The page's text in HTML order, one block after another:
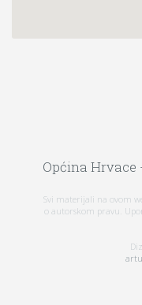
Općina Hrvace
Svi materijali na ovom
o autorskom pravu.